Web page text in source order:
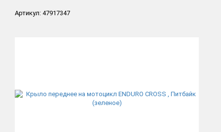
Артикул: 47917347